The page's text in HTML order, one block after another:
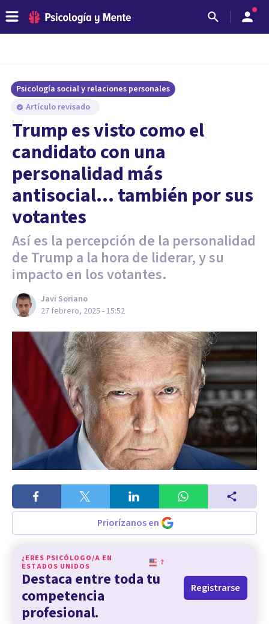
Psicología social y relaciones personales
Artículo revisado
Trump es visto como el
candidato con una
personalidad más
antisocial... también por sus
votantes
Así es la percepción de la personalidad
de Trump a la hora de liderar, y su
impacto en los votantes.
Javi Soriano
27 febrero, 2025 - 15:52
Priorízanos en
¿ERES PSICÓLOGO/A EN
ESTADOS UNIDOS
?
Destaca entre toda tu
competencia
profesional.
Registrarse